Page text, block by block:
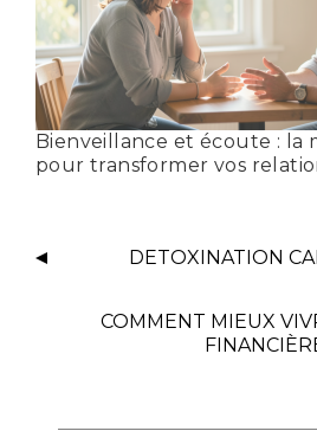
Bienveillance et écoute : la
pour transformer vos
DETOXINATION
COMMENT MIEUX